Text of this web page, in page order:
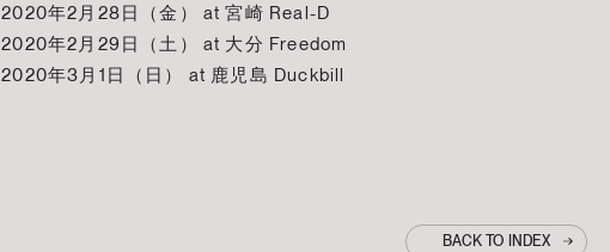
2020年2月28日（金） at 宮崎 Real-D
2020年2月29日（土） at 大分 Freedom
2020年3月1日（日） at 鹿児島 Duckbill
BACK TO INDEX